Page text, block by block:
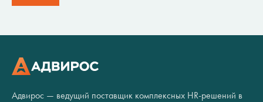
Адвирос — ведущий поставщик комплексных HR-решений в